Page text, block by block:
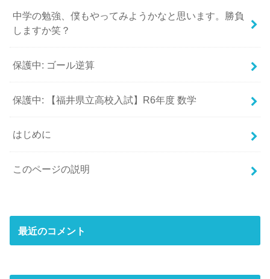
中学の勉強、僕もやってみようかなと思います。勝負
しますか笑？
保護中: ゴール逆算
保護中: 【福井県立高校入試】R6年度 数学
はじめに
このページの説明
最近のコメント